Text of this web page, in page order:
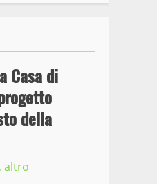
Casa di
della
, altro
Baseball supera